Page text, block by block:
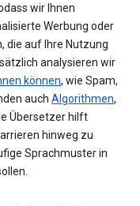
wir Ihnen
Werbung oder
die auf Ihre Nutzung
analysieren wir
können, wie Spam,
auch Algorithmen,
Übersetzer hilft
hinweg zu
Sprachmuster in